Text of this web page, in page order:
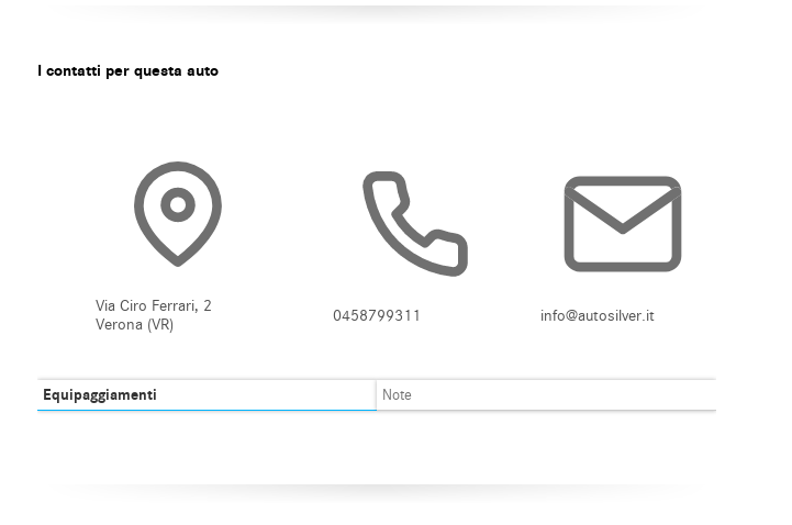
I contatti per questa auto
Via Ciro Ferrari, 2
Verona (VR)
0458799311 info@autosilver.it
Equipaggiamenti Note